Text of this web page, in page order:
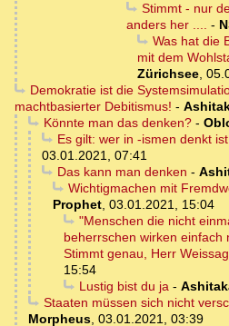
Stimmt - nur
anders her .... -
Was hat die
mit dem
Zürichsee,
Demokratie ist die
machtbasierter Debitismus! -
Könnte man das denken?-
Es gilt: wer in -ismen denkt
03.01.2021, 07:41
Das kann man denken -
Wichtigmachen mit
Prophet, 03.01.2021, 15:04
"Menschen die nicht
beherrschen wirken
Stimmt genau, Herr
15:54
Lustig bist du ja-
Staaten müssen sich nicht
Morpheus, 03.01.2021, 03:39